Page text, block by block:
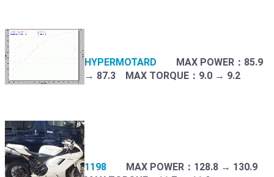
HYPERMOTARD MAX POWER：85.9
→ 87.3 MAX TORQUE：9.0 → 9.2
1198 MAX POWER：128.8 → 130.9